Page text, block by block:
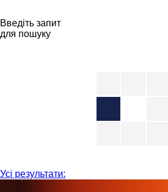
Введіть запит
для пошуку
Усі результати: